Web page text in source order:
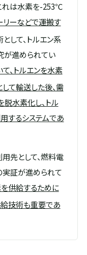
れは水素を-253℃
リーなどで運搬す
して、トルエン系
が進められてい
、トルエンを水素
て輸送した後、需
水素化し、トル
するシステムであ
先として、燃料電
証が進められて
供給するために
給技術も重要であ